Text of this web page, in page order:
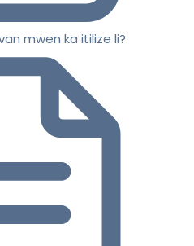
mwen ka itilize li?